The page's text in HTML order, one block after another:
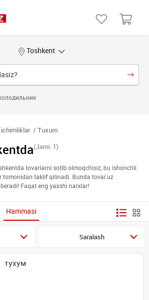
Toshkent
Tuxum
(Jami: 1)
tovarlarni sotib olmoqchisiz, bu ishonchli
tomonidan taklif qilinadi. Bunda tovar.uz
Faqat eng yaxshi narxlar!
Hammasi
Saralash
тухум